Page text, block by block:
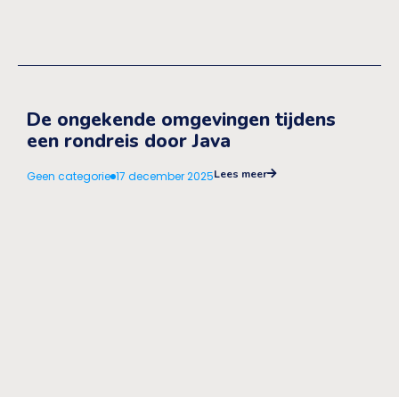
De ongekende omgevingen tijdens
een rondreis door Java
Geen categorie 17 december 2025Lees meer